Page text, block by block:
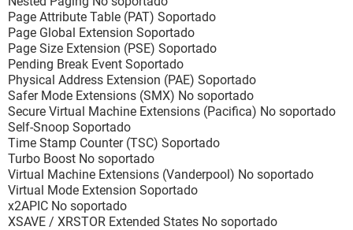
Page Attribute Table (PAT) Soportado
Page Global Extension Soportado
Page Size Extension (PSE) Soportado
Pending Break Event Soportado
Physical Address Extension (PAE) Soportado
Safer Mode Extensions (SMX) No soportado
Secure Virtual Machine Extensions (Pacifica) No soportado
Self-Snoop Soportado
Time Stamp Counter (TSC) Soportado
Turbo Boost No soportado
Virtual Machine Extensions (Vanderpool) No soportado
Virtual Mode Extension Soportado
x2APIC No soportado
XSAVE / XRSTOR Extended States No soportado